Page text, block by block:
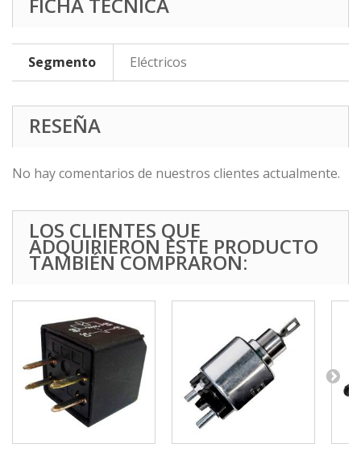
FICHA TÉCNICA
Segmento Eléctricos
RESEÑA
No hay comentarios de nuestros clientes actualmente.
LOS CLIENTES QUE
ADQUIRIERON ESTE PRODUCTO
TAMBIÉN COMPRARON: